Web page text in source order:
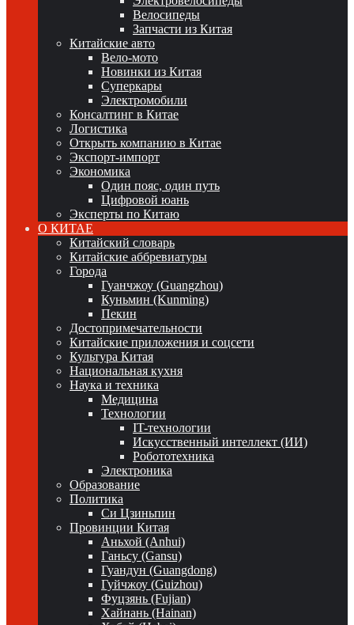
Велосипеды
Запчасти из Китая
Китайские авто
Вело-мото
Новинки из Китая
Суперкары
Электромобили
Консалтинг в Китае
Логистика
Открыть компанию в Китае
Экспорт-импорт
Экономика
Один пояс, один путь
Цифровой юань
Эксперты по Китаю
О КИТАЕ
Китайский словарь
Китайские аббревиатуры
Города
Гуанчжоу (Guangzhou)
Куньмин (Kunming)
Пекин
Достопримечательности
Китайские приложения и соцсети
Культура Китая
Национальная кухня
Наука и техника
Медицина
Технологии
IT-технологии
Искусственный интеллект (ИИ)
Робототехника
Электроника
Образование
Политика
Си Цзиньпин
Провинции Китая
Аньхой (Anhui)
Ганьсу (Gansu)
Гуандун (Guangdong)
Гуйчжоу (Guizhou)
Фуцзянь (Fujian)
Хайнань (Hainan)